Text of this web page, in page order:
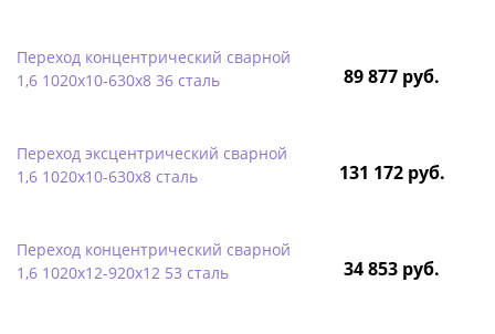
Переход концентрический сварной
1,6 1020х10-630х8 36 сталь
89 877 руб.
Переход эксцентрический сварной
1,6 1020х10-630х8 сталь
131 172 руб.
Переход концентрический сварной
1,6 1020х12-920х12 53 сталь
34 853 руб.